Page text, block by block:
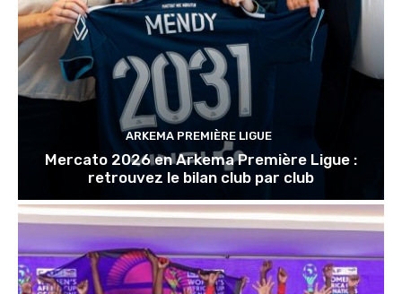
ARKEMA PREMIÈRE LIGUE
Mercato 2026 en Arkema Première Ligue :
retrouvez le bilan club par club